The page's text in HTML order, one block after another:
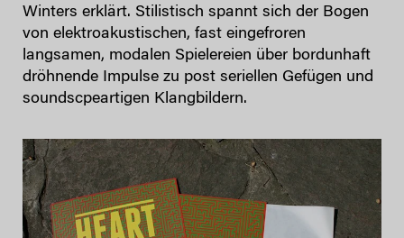
Winters erklärt. Stilistisch spannt sich der Bogen
von elektroakustischen, fast eingefroren
langsamen, modalen Spielereien über bordunhaft
dröhnende Impulse zu post seriellen Gefügen und
soundscpeartigen Klangbildern.